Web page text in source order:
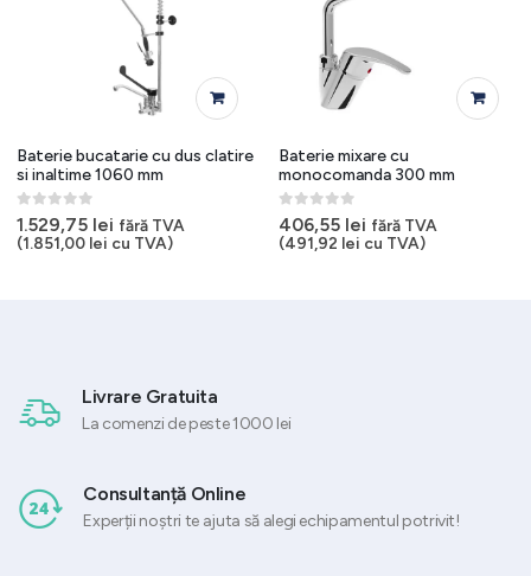
Baterie bucatarie cu dus clatire
si inaltime 1060 mm
0 out of 5
1.529,75 lei fără TVA
(1.851,00 lei cu TVA)
Baterie mixare cu
monocomanda 300 mm
0out of 5
406,55 lei fără TVA
(491,92 lei cu TVA)
Livrare Gratuita
La comenzi de peste 1000 lei
Consultanță Online
Experții noștri te ajuta să alegi echipamentul potrivit!